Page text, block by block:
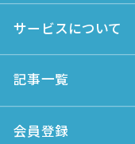
サービスについて
記事一覧
会員登録